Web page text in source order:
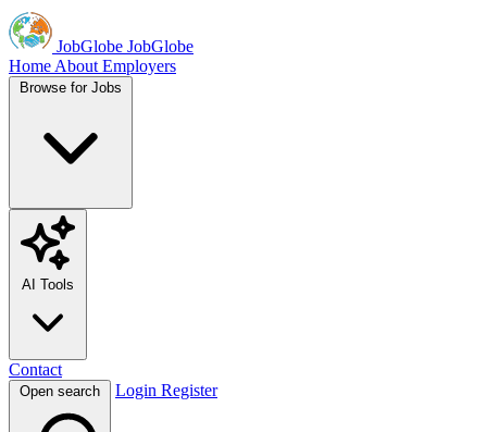
JobGlobe JobGlobe
Home About Employers
Browse for Jobs
AI Tools
Contact
Open search Login Register